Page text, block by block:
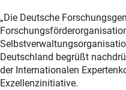
„Die Deutsche
Deutschland begrüßt
der Internationalen
Exzellenzinitiative.